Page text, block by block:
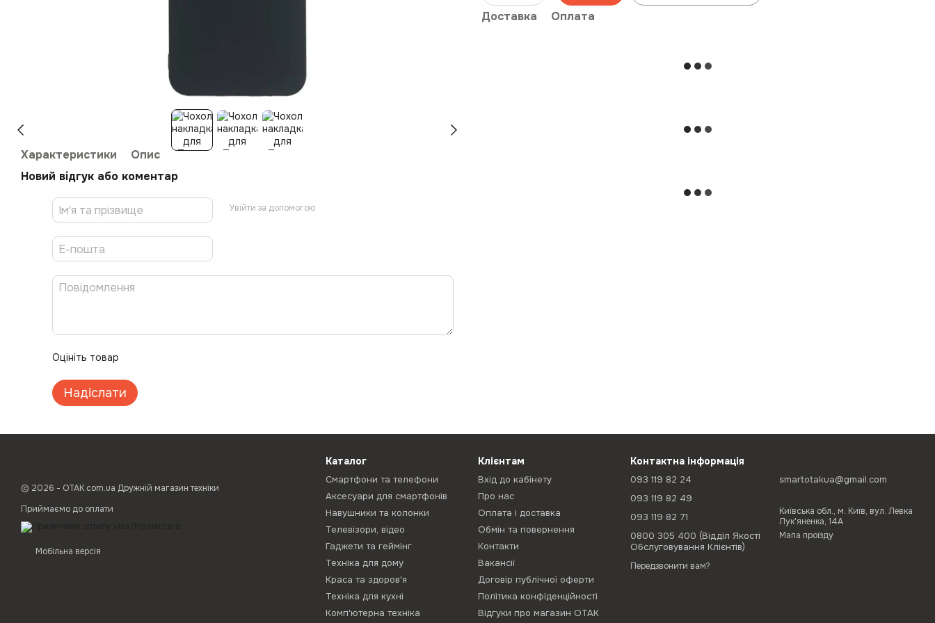
Характеристики
Опис
Новий відгук або коментар
Увійти за допомогою
Оцініть товар
Надіслати
Доставка Оплата
© 2026 - ОТАК.com.ua Дружній магазин техніки
Приймаємо до оплати
Мобільна версія
Каталог
Смартфони та телефони
Аксесуари для смартфонів
Навушники та колонки
Телевізори, відео
Гаджети та геймінг
Техніка для дому
Краса та здоров'я
Техніка для кухні
Комп'ютерна техніка
Клієнтам
Вхід до кабінету
Про нас
Оплата і доставка
Обмін та повернення
Контакти
Вакансії
Договір публічної оферти
Політика конфіденційності
Відгуки про магазин ОТАК
Контактна інформація
093 119 82 24
093 119 82 49
093 119 82 71
0800 305 400 (Відділ Якості
Обслуговування Клієнтів)
Передзвонити вам?
smartotakua@gmail.com
Київська обл., м. Київ, вул. Левка
Лук'яненка, 14А
Мапа проїзду